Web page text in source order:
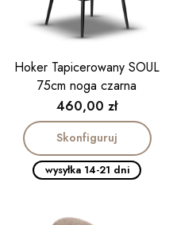
Hoker Tapicerowany SOUL
75cm noga czarna
Cena
460,00 zł
Skonfiguruj
wysyłka 14-21 dni